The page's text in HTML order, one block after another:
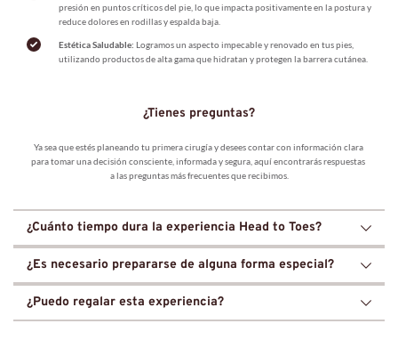
presión en puntos críticos del pie, lo que impacta positivamente en la postura y
reduce dolores en rodillas y espalda baja.
Estética Saludable: Logramos un aspecto impecable y renovado en tus pies,
utilizando productos de alta gama que hidratan y protegen la barrera cutánea.
¿Tienes preguntas?
Ya sea que estés planeando tu primera cirugía y desees contar con información clara
para tomar una decisión consciente, informada y segura, aquí encontrarás respuestas
a las preguntas más frecuentes que recibimos.
¿Cuánto tiempo dura la experiencia Head to Toes?
El protocolo completo está diseñado para disfrutarse en una sesión de 90 a 120 minutos
garantizando que cada zona del cuerpo reciba la atención y el tiempo de relajación
necesarios.
¿Es necesario prepararse de alguna forma especial?
Solo necesitas disponer de tu tiempo. En Nuara te proporcionamos todo lo necesario
para que tu única preocupación sea disfrutar de la desconexión.
¿Puedo regalar esta experiencia?